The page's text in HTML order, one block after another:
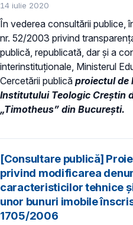
14 iulie 2020
În vederea consultării publice,
nr. 52/2003 privind
publică, republicată, dar și a
interinstituționale, Ministerul
Cercetării publică proiectul de
Institutului Teologic Creștin
„Timotheus” din București.
[Consultare publică]
privind modificarea
caracteristicilor tehnice
unor bunuri imobile
1705/2006